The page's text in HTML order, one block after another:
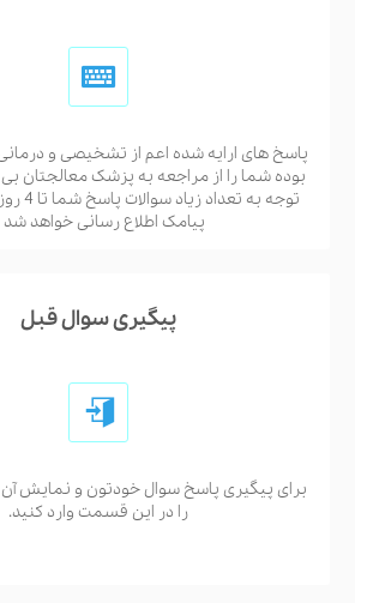
پاسخ های ارایه شده اعم از تشخیصی و
بوده شما را از مراجعه به پزشک معالجتان بی
توجه به
پیامک اطلاع رسانی خواهد شد
پیگیری سوال قبل
برای پیگیری پاسخ سوال خودتون و نمایش
را در این قسمت وارد کنید.